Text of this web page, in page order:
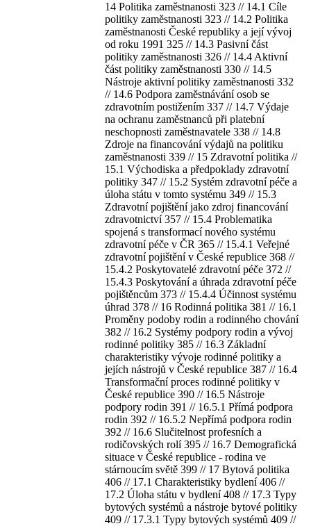
14 Politika zaměstnanosti 323 // 14.1 Cíle
politiky zaměstnanosti 323 // 14.2 Politika
zaměstnanosti České republiky a její vývoj
od roku 1991 325 // 14.3 Pasivní část
politiky zaměstnanosti 326 // 14.4 Aktivní
část politiky zaměstnanosti 330 // 14.5
Nástroje aktivní politiky zaměstnanosti 332
// 14.6 Podpora zaměstnávání osob se
zdravotním postižením 337 // 14.7 Výdaje
na ochranu zaměstnanců při platební
neschopnosti zaměstnavatele 338 // 14.8
Zdroje na financování výdajů na politiku
zaměstnanosti 339 // 15 Zdravotní politika //
15.1 Východiska a předpoklady zdravotní
politiky 347 // 15.2 Systém zdravotní péče a
úloha státu v tomto systému 349 // 15.3
Zdravotní pojištění jako zdroj financování
zdravotnictví 357 // 15.4 Problematika
spojená s transformací nového systému
zdravotní péče v ČR 365 // 15.4.1 Veřejné
zdravotní pojištění v České republice 368 //
15.4.2 Poskytovatelé zdravotní péče 372 //
15.4.3 Poskytování a úhrada zdravotní péče
pojištěncům 373 // 15.4.4 Účinnost systému
úhrad 378 // 16 Rodinná politika 381 // 16.1
Proměny podoby rodin a rodinného chování
382 // 16.2 Systémy podpory rodin a vývoj
rodinné politiky 385 // 16.3 Základní
charakteristiky vývoje rodinné politiky a
jejích nástrojů v České republice 387 // 16.4
Transformační proces rodinné politiky v
České republice 390 // 16.5 Nástroje
podpory rodin 391 // 16.5.1 Přímá podpora
rodin 392 // 16.5.2 Nepřímá podpora rodin
392 // 16.6 Slučitelnost profesních a
rodičovských rolí 395 // 16.7 Demografická
situace v České republice - rodina ve
stárnoucím světě 399 // 17 Bytová politika
406 // 17.1 Charakteristiky bydlení 406 //
17.2 Úloha státu v bydlení 408 // 17.3 Typy
bytových systémů a nástroje bytové politiky
409 // 17.3.1 Typy bytových systémů 409 //